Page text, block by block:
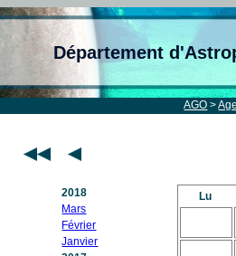
Département
AGO >
2018
Mars
Février
Janvier
Lu